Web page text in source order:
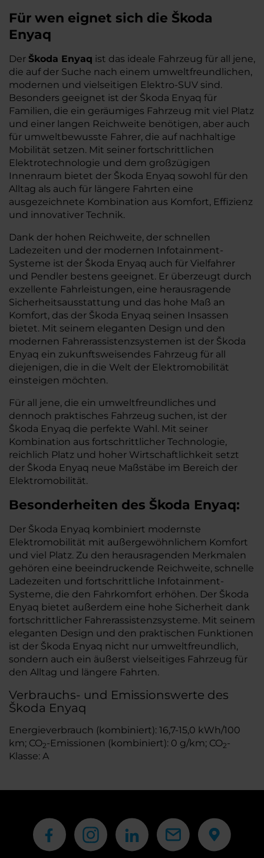
Für wen eignet sich die Škoda
Enyaq
Der Škoda Enyaq ist das ideale Fahrzeug für all jene,
die auf der Suche nach einem umweltfreundlichen,
modernen und vielseitigen Elektro-SUV sind.
Besonders geeignet ist der Škoda Enyaq für
Familien, die ein geräumiges Fahrzeug mit viel Platz
und einer langen Reichweite benötigen, aber auch
für umweltbewusste Fahrer, die auf nachhaltige
Mobilität setzen. Mit seiner fortschrittlichen
Elektrotechnologie und dem großzügigen
Innenraum bietet der Škoda Enyaq sowohl für den
Alltag als auch für längere Fahrten eine
ausgezeichnete Kombination aus Komfort, Effizienz
und innovativer Technik.
Dank der hohen Reichweite, der schnellen
Ladezeiten und der modernen Infotainment-
Systeme ist der Škoda Enyaq auch für Vielfahrer
und Pendler bestens geeignet. Er überzeugt durch
exzellente Fahrleistungen, eine herausragende
Sicherheitsausstattung und das hohe Maß an
Komfort, das der Škoda Enyaq seinen Insassen
bietet. Mit seinem eleganten Design und den
modernen Fahrerassistenzsystemen ist der Škoda
Enyaq ein zukunftsweisendes Fahrzeug für all
diejenigen, die in die Welt der Elektromobilität
einsteigen möchten.
Für all jene, die ein umweltfreundliches und
dennoch praktisches Fahrzeug suchen, ist der
Škoda Enyaq die perfekte Wahl. Mit seiner
Kombination aus fortschrittlicher Technologie,
reichlich Platz und hoher Wirtschaftlichkeit setzt
der Škoda Enyaq neue Maßstäbe im Bereich der
Elektromobilität.
Besonderheiten des Škoda Enyaq:
Der Škoda Enyaq kombiniert modernste
Elektromobilität mit außergewöhnlichem Komfort
und viel Platz. Zu den herausragenden Merkmalen
gehören eine beeindruckende Reichweite, schnelle
Ladezeiten und fortschrittliche Infotainment-
Systeme, die den Fahrkomfort erhöhen. Der Škoda
Enyaq bietet außerdem eine hohe Sicherheit dank
fortschrittlicher Fahrerassistenzsysteme. Mit seinem
eleganten Design und den praktischen Funktionen
ist der Škoda Enyaq nicht nur umweltfreundlich,
sondern auch ein äußerst vielseitiges Fahrzeug für
den Alltag und längere Fahrten.
Verbrauchs- und Emissionswerte des
Škoda Enyaq
Energieverbrauch (kombiniert): 16,7-15,0 kWh/100
km; CO2-Emissionen (kombiniert): 0 g/km; CO2-
Klasse: A